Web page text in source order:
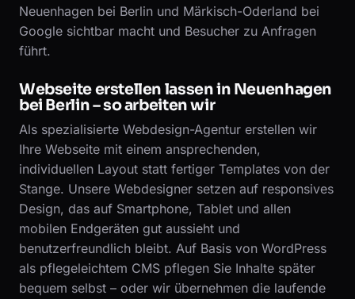
Neuenhagen bei Berlin und Märkisch-Oderland bei
Google sichtbar macht und Besucher zu Anfragen
führt.
Webseite erstellen lassen in Neuenhagen
bei Berlin – so arbeiten wir
Als spezialisierte Webdesign-Agentur erstellen wir
Ihre Webseite mit einem ansprechenden,
individuellen Layout statt fertiger Templates von der
Stange. Unsere Webdesigner setzen auf responsives
Design, das auf Smartphone, Tablet und allen
mobilen Endgeräten gut aussieht und
benutzerfreundlich bleibt. Auf Basis von WordPress
als pflegeleichtem CMS pflegen Sie Inhalte später
bequem selbst – oder wir übernehmen die laufende